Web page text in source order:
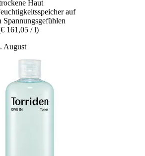
Haut
auf
161,05 / l)
August